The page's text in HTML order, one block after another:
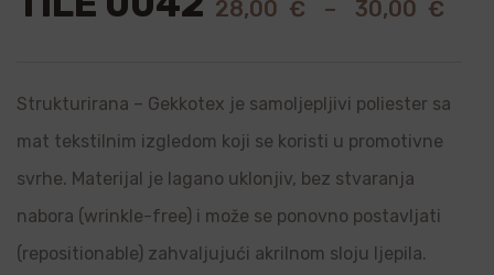
28,00 € – 30,00 €
Strukturirana – Gekkotex je samoljepljivi poliester sa
mat tekstilnim izgledom koji se koristi u promotivne
svrhe. Materijal je lagano uklonjiv, bez stvaranja
nabora (wrinkle-free) i može se ponovno postavljati
(repositionable) zahvaljujući akrilnom sloju ljepila.